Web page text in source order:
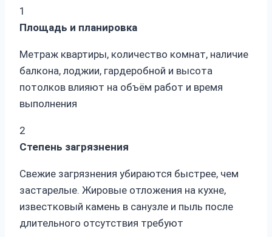
1
Площадь и планировка
Метраж квартиры, количество комнат, наличие
балкона, лоджии, гардеробной и высота
потолков влияют на объём работ и время
выполнения
2
Степень загрязнения
Свежие загрязнения убираются быстрее, чем
застарелые. Жировые отложения на кухне,
известковый камень в санузле и пыль после
длительного отсутствия требуют